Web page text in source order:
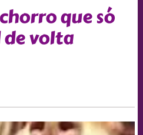
que só
de volta